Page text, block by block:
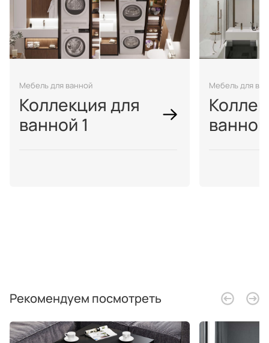
Мебель для ванной
Коллекция для
ванной 1
Мебель для
Рекомендуем посмотреть